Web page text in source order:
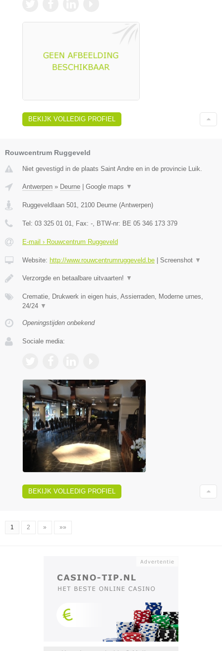
BEKIJK VOLLEDIG PROFIEL
Rouwcentrum Ruggeveld
Niet gevestigd in de plaats Saint Andre en in de provincie Luik.
Antwerpen » Deurne Google maps ▼
Ruggeveldlaan 501, 2100 Deurne (Antwerpen)
Tel: 03 325 01 01, Fax: -, BTW-nr: BE 05 346 173 379
E-mail › Rouwcentrum Ruggeveld
Website: http://www.rouwcentrumruggeveld.be Screenshot ▼
Verzorgde en betaalbare uitvaarten! ▼
Crematie, Drukwerk in eigen huis, Assierraden, Moderne urnes,
24/24 ▼
Openingstijden onbekend
Sociale media:
BEKIJK VOLLEDIG PROFIEL
1 2 » »»